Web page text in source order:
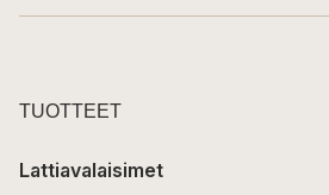
TUOTTEET
Lattiavalaisimet